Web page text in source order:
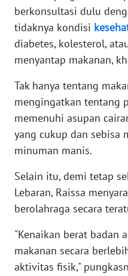
berkonsultasi dulu
tidaknya kondisi
diabetes, kolesterol,
menyantap makanan,
Tak hanya tentang
mengingatkan tentang
memenuhi asupan
yang cukup dan sebisa
minuman manis.
Selain itu, demi tetap
Lebaran, Raissa
berolahraga secara
"Kenaikan berat badan
makanan secara
aktivitas fisik,"
JATENG
NUSANTARA
WN
JATIM
WN
BALI
WN
KALBAR
KALTENG